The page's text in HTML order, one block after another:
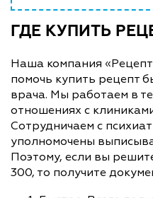
ГДЕ КУПИТЬ
Наша компания
помочь купить рецепт
врача. Мы работаем в
отношениях с
Сотрудничаем с
уполномочены
Поэтому, если вы
300, то получите